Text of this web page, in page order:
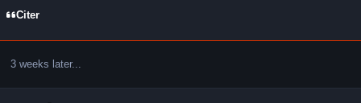
Citer
3 weeks later...